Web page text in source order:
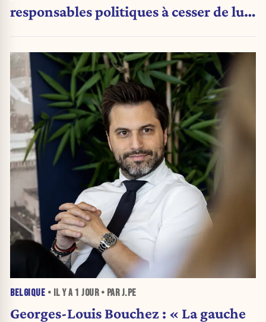
responsables politiques à cesser de lui
BELGIQUE • IL Y A 1 JOUR• PAR J.PE
Georges-Louis Bouchez : « La gauche